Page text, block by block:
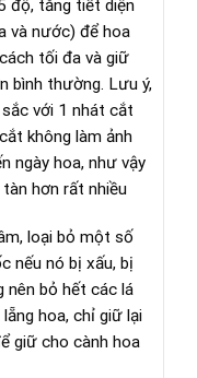
độ, tăng tiết diện
và nước) để hoa
tối đa và giữ
bình thường. Lưu ý,
với 1 nhát cắt
không làm ảnh
ngày hoa, như vậy
hơn rất nhiều
loại bỏ một số
nếu nó bị xấu, bị
nên bỏ hết các lá
hoa, chỉ giữ lại
giữ cho cành hoa